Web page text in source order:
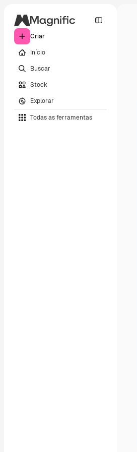
Criar
Início
Buscar
Stock
Explorar
Todas as ferramentas